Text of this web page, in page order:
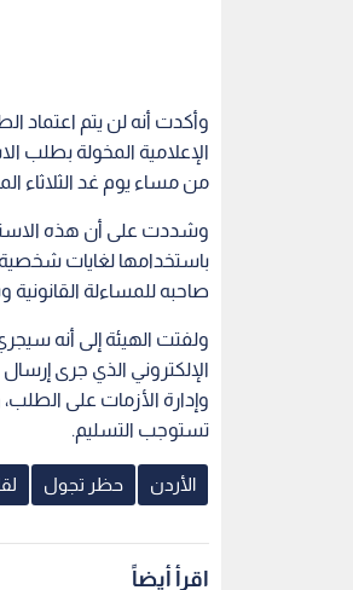
وأكدت أنه لن يتم اعتماد
الإعلامية المخولة بطلب
من مساء يوم غد الثلاثاء الموافق
وشددت على أن هذه
باستخدامها لغايات
صاحبه للمساءلة
ولفتت الهيئة إلى أنه
الإلكتروني الذي جرى
وإدارة الأزمات على
تستوجب التسليم.
الأردن حظر تجول
اقرأ أيضاً